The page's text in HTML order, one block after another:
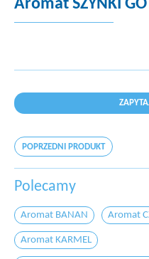
Aromat SZYNKI
POPRZEDNI PRODUKT
Polecamy
Aromat BANAN Aromat
Aromat KARMEL